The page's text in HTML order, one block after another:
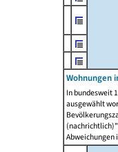
Wohnungen
In bundesweit
ausgewählt
Abweichungen